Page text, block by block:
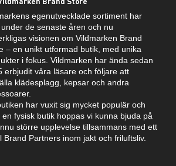
egenutvecklade sortiment har
de senaste åren och nu
visionen om Vildmarken Brand
– en unikt utformad butik, med unika
i fokus. Vildmarken har ända sedan
erbjudit våra läsare och följare att
klädesplagg, kepsar och andra
har vuxit sig mycket populär och
en fysisk butik hoppas vi kunna bjuda på
större upplevelse tillsammans med ett
Brand Partners inom jakt och friluftsliv.